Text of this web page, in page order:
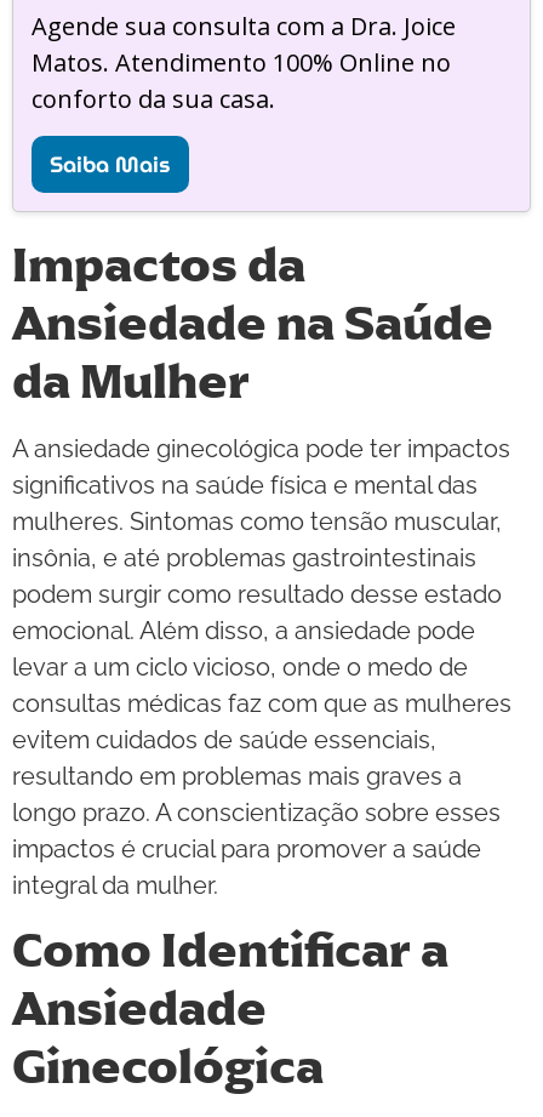
Agende sua consulta com a Dra. Joice
Matos. Atendimento 100% Online no
conforto da sua casa.
Saiba Mais
Impactos da
Ansiedade na Saúde
da Mulher
A ansiedade ginecológica pode ter impactos
significativos na saúde física e mental das
mulheres. Sintomas como tensão muscular,
insônia, e até problemas gastrointestinais
podem surgir como resultado desse estado
emocional. Além disso, a ansiedade pode
levar a um ciclo vicioso, onde o medo de
consultas médicas faz com que as mulheres
evitem cuidados de saúde essenciais,
resultando em problemas mais graves a
longo prazo. A conscientização sobre esses
impactos é crucial para promover a saúde
integral da mulher.
Como Identificar a
Ansiedade
Ginecológica